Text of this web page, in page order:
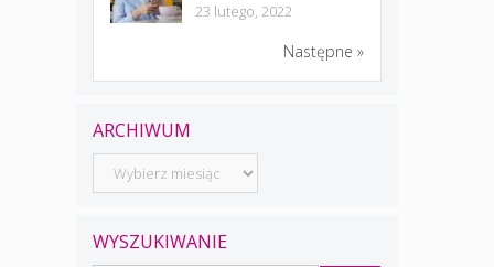
23 lutego, 2022
Następne »
ARCHIWUM
Archiwum
WYSZUKIWANIE